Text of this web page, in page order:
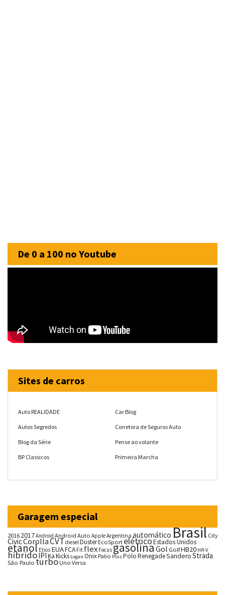
De 0 a 100 no Youtube
Sites de carros
Auto REALIDADE
Autos Segredos
Blog da Série
BP Classicos
Car Blog
Corretora de Seguros Auto
Pense ao volante
Primeira Marcha
Garagem especial
20162017Android Android Auto AppleArgentina automáticoBrasil City
CivicCorollaCVTdiesel DusterEcoSportelétricoEstados Unidos
etanol Etios EUAFCA Fit flex FocusgasolinaGol GolfHB20 HR-V
híbridoIPIKaKicks Logan OnixPalio PlusPoloRenegadeSanderoStrada
São Paulo turboUno Versa